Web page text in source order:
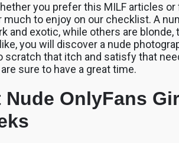
you prefer this MILF articles
to enjoy on our checklist. A
and exotic, while others are
you will discover a nude
scratch that itch and satisfy that
sure to have a great time.
Nude OnlyFans